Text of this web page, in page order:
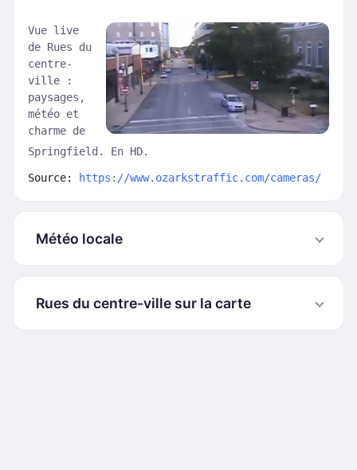
Vue live
de Rues du
centre-
ville :
paysages,
météo et
charme de
Springfield. En HD.
Source: https://www.ozarkstraffic.com/cameras/
Météo locale
Rues du centre-ville sur la carte